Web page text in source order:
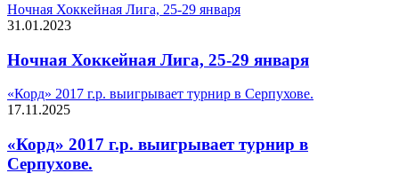
Ночная Хоккейная Лига, 25-29 января
31.01.2023
Ночная Хоккейная Лига, 25-29 января
«Корд» 2017 г.р. выигрывает турнир в Серпухове.
17.11.2025
«Корд» 2017 г.р. выигрывает турнир в
Серпухове.